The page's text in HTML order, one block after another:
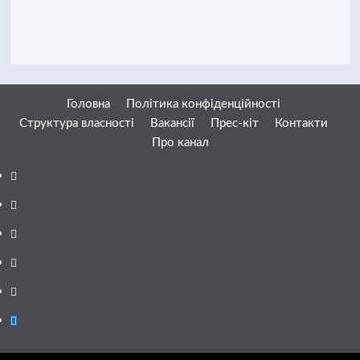
Головна
Політика конфіденційності
Структура власності
Вакансії Прес-кіт
Контакти
Про канал
Facebook
YouTube
Telegram
Instagram
Twitter
Google